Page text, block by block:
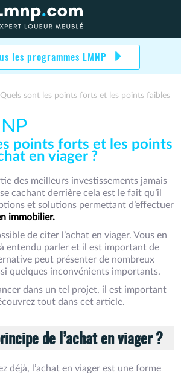
les programmes LMNP
points forts et les points
en viager ?
des meilleurs investissements jamais
cachant derrière cela est le fait qu’il
et solutions permettant d’effectuer
immobilier.
de citer l’achat en viager. Vous en
entendu parler et il est important de
peut présenter de nombreux
quelques inconvénients importants.
dans un tel projet, il est important
tout dans cet article.
de l’achat en viager ?
déjà, l’achat en viager est une forme
sont les points forts et les points faibles